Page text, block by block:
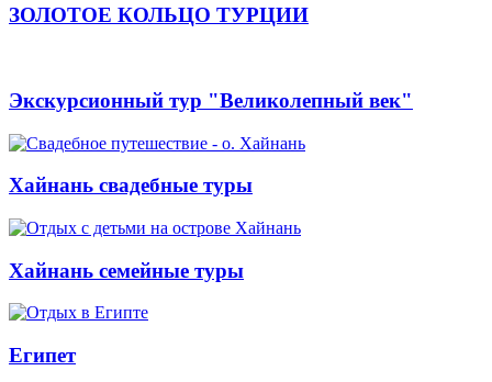
ЗОЛОТОЕ КОЛЬЦО ТУРЦИИ
Экскурсионный тур "Великолепный век"
Хайнань cвадебные туры
Хайнань cемейные туры
Египет